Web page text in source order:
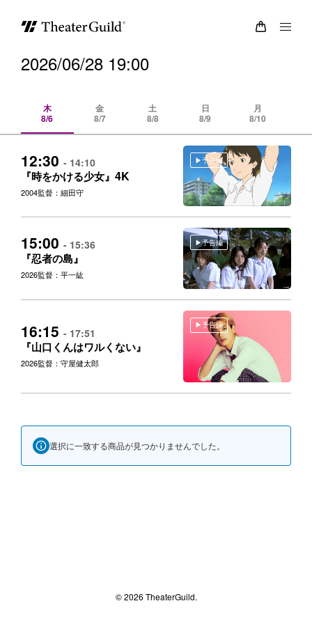
2026/06/28 19:00
木
8/6
金
8/7
土
8/8
日
8/9
月
8/10
予告編
12:30 - 14:10
『時をかける少女』 4K
2004監督：細田守
予告編
15:00 - 15:36
『忍者の島』
2026監督：平一紘
予告編
16:15 - 17:51
『山口くんはワルくない』
2026監督：守屋健太郎
選択に一致する商品が見つかりませんでした。
© 2026 TheaterGuild.